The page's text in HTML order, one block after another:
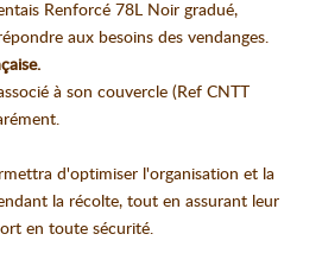
Renforcé 78L Noir gradué,
aux besoins des vendanges.
à son couvercle (Ref CNTT
d'optimiser l'organisation et la
la récolte, tout en assurant leur
en toute sécurité.